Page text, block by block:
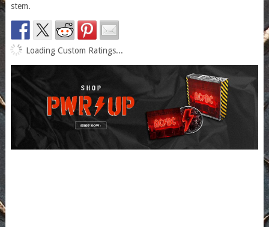
stem.
Loading Custom Ratings...